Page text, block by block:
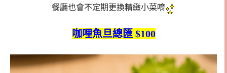
餐廳也會不定期更換精緻小菜唷
咖哩魚旦總匯 $100